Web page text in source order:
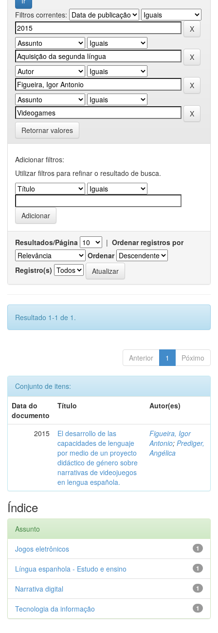
Filtros correntes:
Retornar valores
Adicionar filtros:
Utilizar filtros para refinar o resultado de busca.
Resultados/Página | Ordenar registros por
Ordenar
Registro(s)
Resultado 1-1 de 1.
Anterior 1 Póximo
Conjunto de itens:
Data do
documento
Título Autor(es)
2015
El desarrollo de las
capacidades de lenguaje
por medio de un proyecto
didáctico de género sobre
narrativas de videojuegos
en lengua española.
Figueira, Igor
Antonio; Prediger,
Angélica
Índice
Assunto
1
Jogos eletrônicos
1
Língua espanhola - Estudo e ensino
1
Narrativa digital
1
Tecnologia da informação